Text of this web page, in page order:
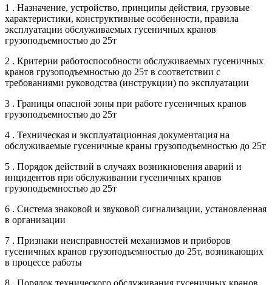
1 . Назначение, устройство, принципы действия, грузовые
характеристики, конструктивные особенности, правила
эксплуатации обслуживаемых гусеничных кранов
грузоподъемностью до 25т
2 . Критерии работоспособности обслуживаемых гусеничных
кранов грузоподъемностью до 25т в соответствии с
требованиями руководства (инструкции) по эксплуатации
3 . Границы опасной зоны при работе гусеничных кранов
грузоподъемностью до 25т
4 . Техническая и эксплуатационная документация на
обслуживаемые гусеничные краны грузоподъемностью до 25т
5 . Порядок действий в случаях возникновения аварий и
инцидентов при обслуживании гусеничных кранов
грузоподъемностью до 25т
6 . Система знаковой и звуковой сигнализации, установленная
в организации
7 . Признаки неисправностей механизмов и приборов
гусеничных кранов грузоподъемностью до 25т, возникающих
в процессе работы
8 . Порядок технического обслуживания гусеничных кранов